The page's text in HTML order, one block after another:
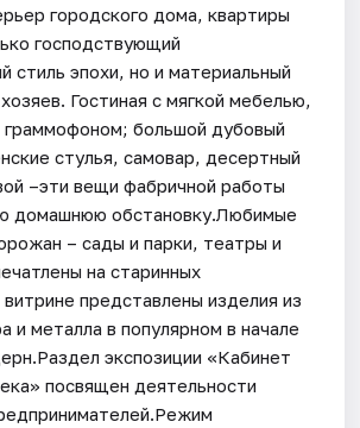
городского дома, квартиры
господствующий
стиль эпохи, но и материальный
Гостиная с мягкой мебелью,
граммофоном; большой дубовый
стулья, самовар, десертный
–эти вещи фабричной работы
домашнюю обстановку.Любимые
– сады и парки, театры и
на старинных
представлены изделия из
и металла в популярном в начале
экспозиции «Кабинет
посвящен деятельности